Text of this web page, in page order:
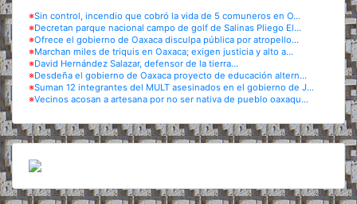
※Sin control, incendio que cobró la vida de 5 comuneros en O...
※Decretan parque nacional campo de golf de Salinas Pliego El...
※Ofrece el gobierno de Oaxaca disculpa pública por atropello...
※Marchan miles de triquis en Oaxaca; exigen justicia y alto a...
※David Hernández Salazar, defensor de la tierra...
※Desdeña el gobierno de Oaxaca proyecto de educación altern...
※Suman 12 integrantes del MULT asesinados en el gobierno de J...
※Vecinos acosan a artesana por no ser nativa de pueblo oaxaqu...